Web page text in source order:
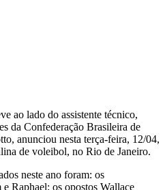
ao lado do assistente técnico,
da Confederação Brasileira de
anunciou nesta terça-feira, 12/04,
de voleibol, no Rio de Janeiro.
neste ano foram: os
Raphael; os opostos Wallace